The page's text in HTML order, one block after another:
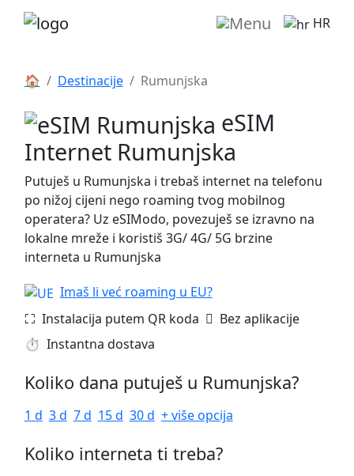
HR
🏠 Destinacije Rumunjska
eSIM
Internet Rumunjska
Putuješ u Rumunjska i trebaš internet na telefonu
po nižoj cijeni nego roaming tvog mobilnog
operatera? Uz eSIModo, povezuješ se izravno na
lokalne mreže i koristiš 3G/ 4G/ 5G brzine
interneta u Rumunjska
Imaš li već roaming u EU?
⛶️️ Instalacija putem QR koda ️ Bez aplikacije
⏱️️ Instantna dostava
Koliko dana putuješ u Rumunjska?
1 d 3 d 7 d 15 d 30 d + više opcija
Koliko interneta ti treba?